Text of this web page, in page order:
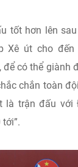
tốt hơn lên
Xê út cho
để có thể giành
chắn toàn
là trận đấu với